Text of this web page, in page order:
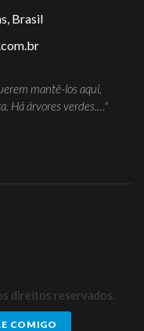
Brasil
mantê-los aqui,
Há árvores verdes.…
direitos reservados.
COMIGO